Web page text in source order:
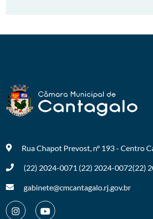
Rua Chapot Prevost, nº 193 - Centro
(22) 2024-0071 (22) 2024-0072(22)
gabinete@cmcantagalo.rj.gov.br